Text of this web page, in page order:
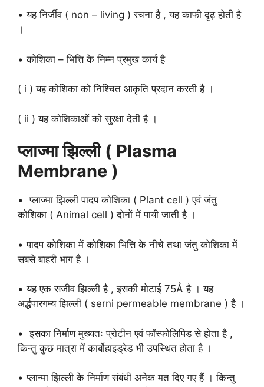
• यह निर्जीव ( non – living ) रचना है , यह काफी दृढ़ होती है
।
• कोशिका – भित्ति के निम्न प्रमुख कार्य है
( i ) यह कोशिका को निश्चित आकृति प्रदान करती है ।
( ii ) यह कोशिकाओं को सुरक्षा देती है ।
प्लाज्मा झिल्ली ( Plasma
Membrane )
• प्लाज्मा झिल्ली पादप कोशिका ( Plant cell ) एवं जंतु
कोशिका ( Animal cell ) दोनों में पायी जाती है ।
• पादप कोशिका में कोशिका भित्ति के नीचे तथा जंतु कोशिका में
सबसे बाहरी भाग है ।
• यह एक सजीव झिल्ली है , इसकी मोटाई 75Å है । यह
अर्द्धपारगम्य झिल्ली ( serni permeable membrane ) है ।
• इसका निर्माण मुख्यतः प्रोटीन एवं फॉस्फोलिपिड से होता है ,
किन्तु कुछ मात्रा में कार्बोहाइड्रेड भी उपस्थित होता है ।
• प्लान्मा झिल्ली के निर्माण संबंधी अनेक मत दिए गए हैं । किन्तु